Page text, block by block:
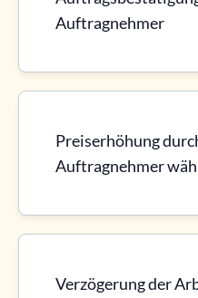
Auftragnehmer
Preiserhöhung
Auftragnehmer
Verzögerung der